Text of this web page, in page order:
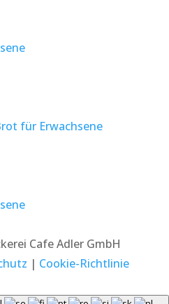
für Erwachsene
Cafe Adler GmbH
| Cookie-Richtlinie